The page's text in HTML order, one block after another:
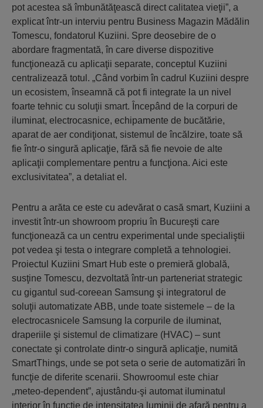
pot acestea să îmbunătăţească direct calitatea vieţii”, a
explicat într-un interviu pentru Business Magazin Mădălin
Tomescu, fondatorul Kuziini. Spre deosebire de o
abordare fragmentată, în care diverse dispozitive
funcţionează cu aplicaţii separate, conceptul Kuziini
centralizează totul. „Când vorbim în cadrul Kuziini despre
un ecosistem, înseamnă că pot fi integrate la un nivel
foarte tehnic cu soluţii smart. Începând de la corpuri de
iluminat, electrocasnice, echipamente de bucătărie,
aparat de aer condiţionat, sistemul de încălzire, toate să
fie într-o singură aplicaţie, fără să fie nevoie de alte
aplicaţii complementare pentru a funcţiona. Aici este
exclusivitatea”, a detaliat el.
Pentru a arăta ce este cu adevărat o casă smart, Kuziini a
investit într-un showroom propriu în Bucureşti care
funcţionează ca un centru experimental unde specialiştii
pot vedea şi testa o integrare completă a tehnologiei.
Proiectul Kuziini Smart Hub este o premieră globală,
susţine Tomescu, dezvoltată într-un parteneriat strategic
cu gigantul sud-coreean Samsung şi integratorul de
soluţii automatizate ABB, unde toate sistemele – de la
electrocasnicele Samsung la corpurile de iluminat,
draperiile şi sistemul de climatizare (HVAC) – sunt
conectate şi controlate dintr-o singură aplicaţie, numită
SmartThings, unde se pot seta o serie de automatizări în
funcţie de diferite scenarii. Showroomul este chiar
„meteo-dependent”, ajustându-şi automat iluminatul
interior în funcţie de intensitatea luminii de afară pentru a